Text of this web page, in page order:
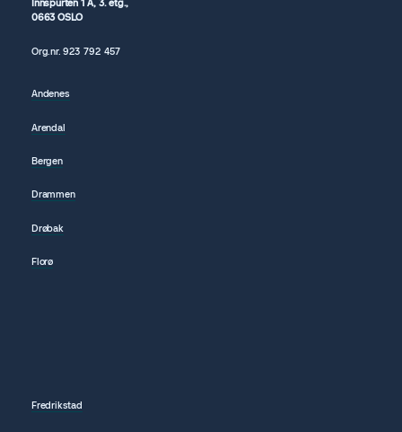
Innspurten 1 A, 3. etg.,
0663 OSLO
Org.nr.923 792457
Andenes
Arendal
Bergen
Drammen
Drøbak
Florø
Fredrikstad